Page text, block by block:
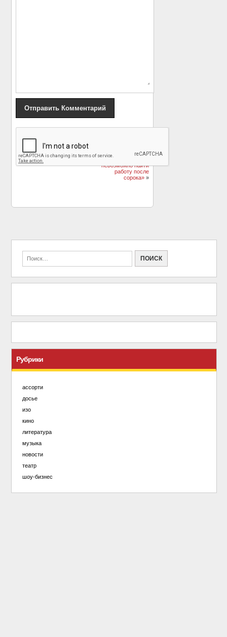
Определены лучшие
хиты рэпа начала
2018 года
тем актрисам,
которые говорят, что
невозможно найти
работу после
сорока»»
Рубрики
ассорти
досье
изо
кино
литература
музыка
новости
театр
шоу-бизнес